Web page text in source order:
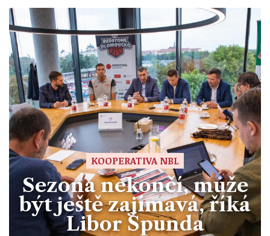
KOOPERATIVA NBL
Sezona nekončí, může
být ještě zajímavá, říká
Libor Špunda